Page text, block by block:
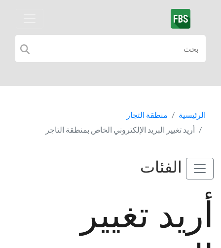
الرئيسية
منطقة التجار
أريد تغيير البريد الإلكتروني الخاص بمنطقة التاجر
الفئات
أريد تغيير